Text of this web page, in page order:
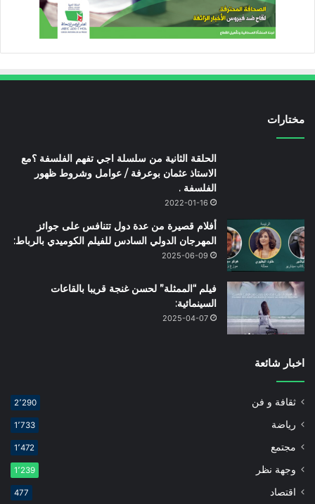
مختارات
الحلقة الثانية من سلسلة اجي تفهم الفلسفة ؟مع
الاستاذ عثمان بوعرفة / عوامل وشروط ظهور
الفلسفة .
2022-01-16
أفلام قصيرة من عدة دول تتنافس على جوائز
المهرجان الدولي السادس للفيلم الكوميدي بالرباط:
2025-06-09
فيلم “الممثلة” لحسن غنجة قريبا بالقاعات
السينمائية:
2025-04-07
اخبار شائعة
ثقافة و فن 2٬290
رياضة 1٬733
مجتمع 1٬472
وجهة نظر 1٬239
اقتصاد 477